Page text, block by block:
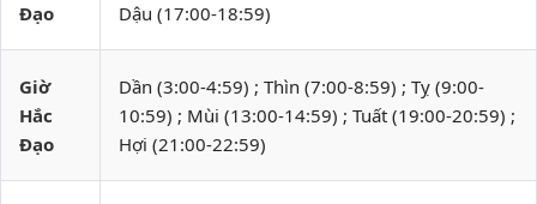
Đạo
Dậu (17:00-18:59)
Giờ
Hắc
Đạo
Dần (3:00-4:59) ; Thìn (7:00-8:59) ; Tỵ (9:00-
10:59) ; Mùi (13:00-14:59) ; Tuất (19:00-20:59) ;
Hợi (21:00-22:59)